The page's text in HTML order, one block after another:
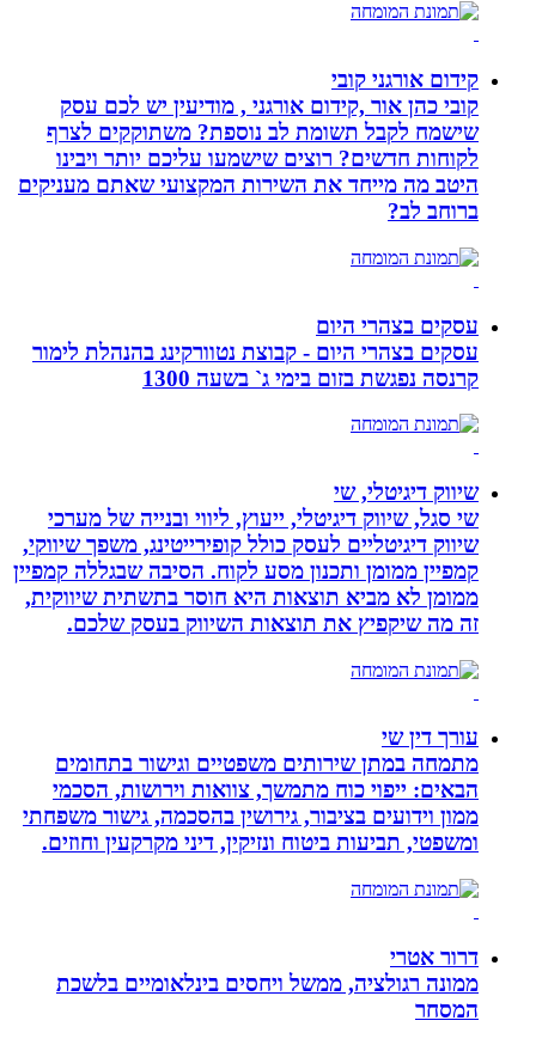
קידום אורגני קובי
קובי כהן אור ,קידום אורגני , מודיעין יש לכם עסק
שישמח לקבל תשומת לב נוספת? משתוקקים לצרף
לקוחות חדשים? רוצים שישמעו עליכם יותר ויבינו
היטב מה מייחד את השירות המקצועי שאתם מעניקים
ברוחב לב?
עסקים בצהרי היום
עסקים בצהרי היום - קבוצת נטוורקינג בהנהלת לימור
קרנסה נפגשת בזום בימי ג` בשעה 1300
שיווק דיגיטלי, שי
שי סגל, שיווק דיגיטלי, ייעוץ, ליווי ובנייה של מערכי
שיווק דיגיטליים לעסק כולל קופירייטינג, משפך שיווקי,
קמפיין ממומן ותכנון מסע לקוח. הסיבה שבגללה קמפיין
ממומן לא מביא תוצאות היא חוסר בתשתית שיווקית,
זה מה שיקפיץ את תוצאות השיווק בעסק שלכם.
עורך דין שי
מתמחה במתן שירותים משפטיים וגישור בתחומים
הבאים: ייפוי כוח מתמשך, צוואות וירושות, הסכמי
ממון וידועים בציבור, גירושין בהסכמה, גישור משפחתי
ומשפטי, תביעות ביטוח ונזיקין, דיני מקרקעין וחוזים.
דרור אטרי
ממונה רגולציה, ממשל ויחסים בינלאומיים בלשכת
המסחר